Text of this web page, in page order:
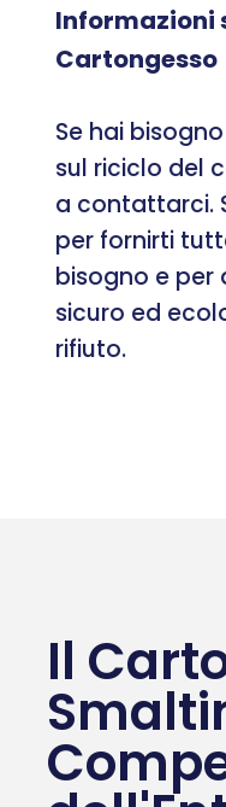
Informazioni
Cartongesso
Se hai
sul riciclo del
a contattarci.
per fornirti
bisogno e per
sicuro ed
rifiuto.
Il